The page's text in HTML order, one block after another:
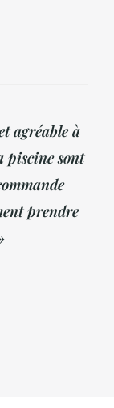
agréable à
piscine sont
prendre